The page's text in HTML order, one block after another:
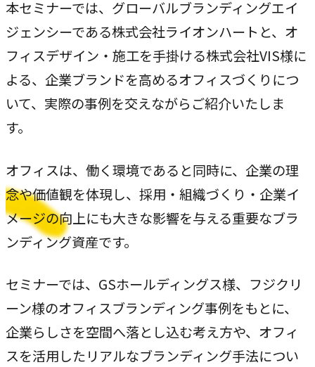
マーケティング支援
専門性で戦略をかたちにする
人と​組織の​価値共創支援
→
SERVICE
サービス
解決を支援します。
オリジナルフレーム ワーク
独自の問題解決手法
本セミナーでは、グローバルブランディングエイ
ジェンシーである株式会社ライオンハートと、オ
フィスデザイン・施工を手掛ける株式会社VIS様に
よる、企業ブランドを高めるオフィスづくりにつ
いて、実際の事例を交えながらご紹介いたしま
す。
オフィスは、働く環境であると同時に、企業の理
念や価値観を体現し、採用・組織づくり・企業イ
メージの向上にも大きな影響を与える重要なブラ
ンディング資産です。
セミナーでは、GSホールディングス様、フジクリ
ーン様のオフィスブランディング事例をもとに、
企業らしさを空間へ落とし込む考え方や、オフィ
スを活用したリアルなブランディング手法につい